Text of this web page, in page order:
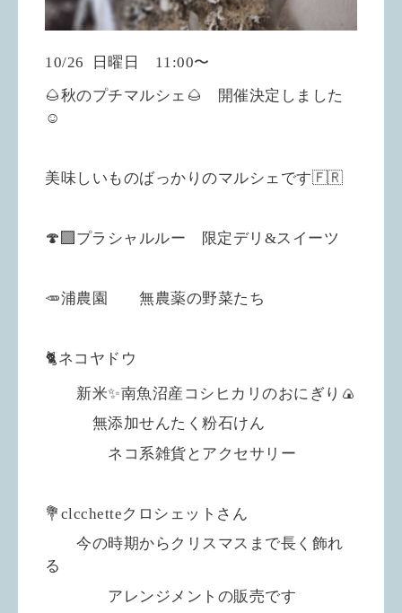
10/26
日曜日 11:00〜
🌰秋のプチマルシェ🌰 開催決定しました
☺︎
美味しいものばっかりのマルシェです🇫🇷
🍄‍🟫プラシャルルー 限定デリ&スイーツ
🥕浦農園 無農薬の野菜たち
🐈ネコヤドウ
新米✨南魚沼産コシヒカリのおにぎり🍙
無添加せんたく粉石けん
ネコ系雑貨とアクセサリー
💐clcchetteクロシェットさん
今の時期からクリスマスまで長く飾れ
る
アレンジメントの販売です